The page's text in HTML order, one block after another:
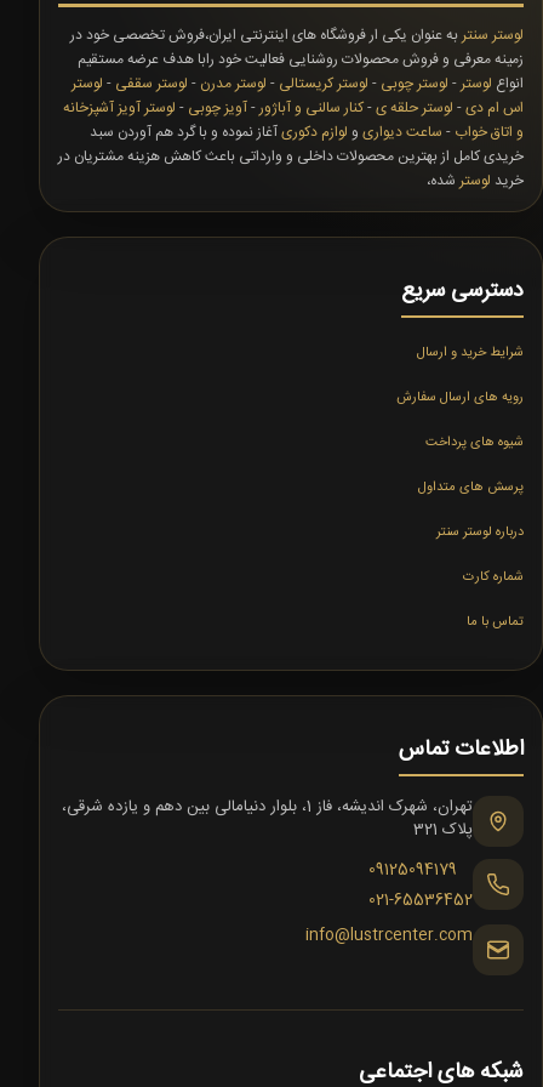
لوستر سنتر به عنوان یکی ار فروشگاه های اینترنتی ایران،فروش تخصصی خود در
زمینه معرفی و فروش محصولات روشنایی فعالیت خود رابا هدف عرضه مستقیم
انواع لوستر - لوستر چوبی - لوستر کریستالی - لوستر مدرن - لوستر سقفی - لوستر
اس ام دی- لوستر حلقه ی-کنار سالنی و آباژور-آویز چوبی - لوستر آویز آشپزخانه
و اتاق خواب - ساعت دیواری و لوازم دکوریآغاز نموده و با گرد هم آوردن سبد
خریدی کامل از بهترین محصولات داخلی و وارداتی باعث کاهش هزینه مشتریان در
خرید لوستر شده،
دسترسی سریع
شرایط خرید و ارسال
رویه های ارسال سفارش
شیوه های پرداخت
پرسش های متداول
درباره لوستر سنتر
شماره کارت
تماس با ما
اطلاعات تماس
تهران، شهرک اندیشه، فاز 1، بلوار دنیامالی بین دهم و یازده شرقی،
پلاک 321
09125094179
021-65536452
info@lustrcenter.com
شبکه های اجتماعی